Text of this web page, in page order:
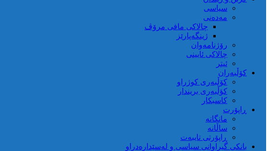
سیاسی
مەدەنی
چالاکی مافی مرۆڤ
ژینگەپارێز
رۆژنامەوان
چالاکی ئایینی
ئیتر
کۆڵبەران
کۆڵبەری کوژراو
کؤڵبەری بریندار
کاسبکار
ڕاپۆرت
مانگانە
ساڵانە
ڕاپۆرتی تایبەت
بانکی گیراوانی سیاسی و لەسێدارەدراو